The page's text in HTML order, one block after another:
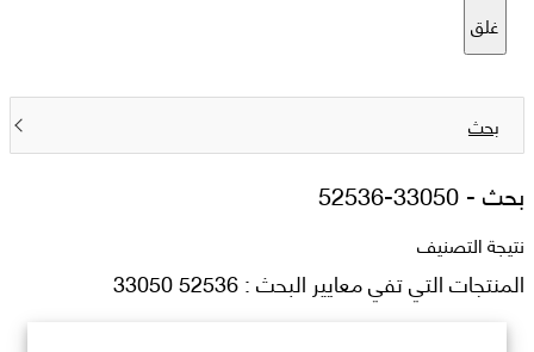
غلق
بحث
بحث -52536-33050
نتيجة التصنيف
المنتجات التي تفي معايير البحث : 52536 33050